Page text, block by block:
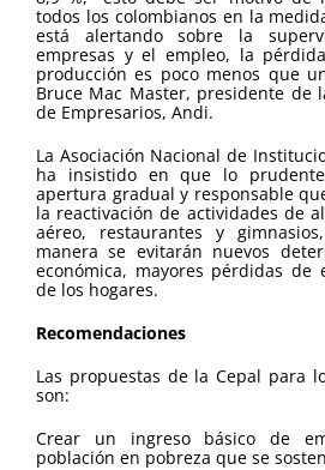
todos los colombianos en la
está alertando sobre la
empresas y el empleo, la
producción es poco menos que
Bruce Mac Master, presidente de
de Empresarios, Andi.
La Asociación Nacional de
ha insistido en que lo
apertura gradual y responsable
la reactivación de actividades de
aéreo, restaurantes y
manera se evitarán nuevos
económica, mayores pérdidas de
de los hogares.
Recomendaciones
Las propuestas de la Cepal para
son:
Crear un ingreso básico de
población en pobreza que se